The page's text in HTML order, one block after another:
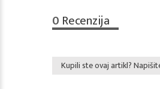
0 Recenzija
Kupili ste ovaj artikl?